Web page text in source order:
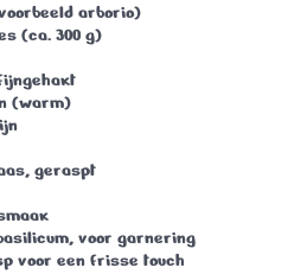
arborio)
(ca. 300 g)
(warm)
, geraspt
voor garnering
voor een frisse touch